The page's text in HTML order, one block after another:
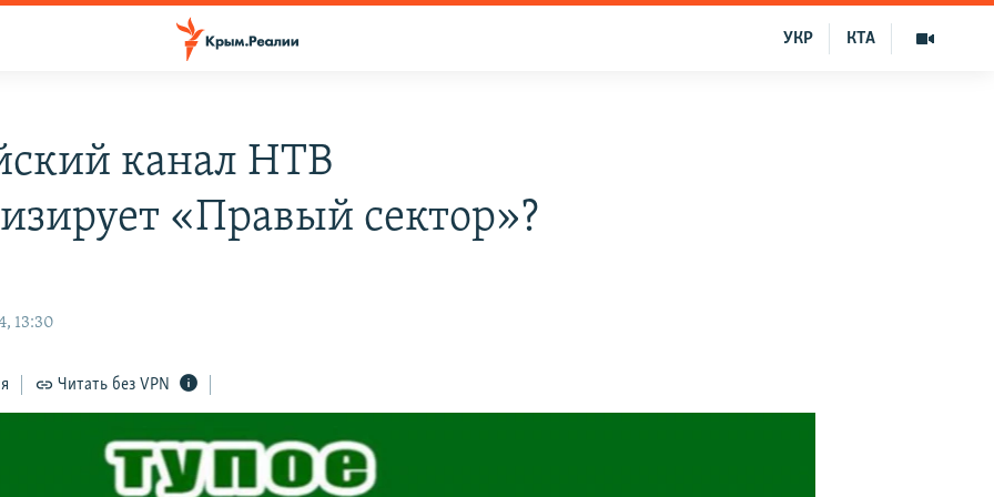
КТА
УКР
канал НТВ
«Правый сектор»?
13:30
Читать без VPN